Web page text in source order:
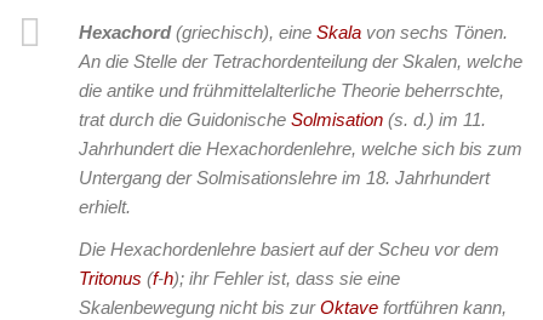
Hexachord(griechisch), eine Skala von sechs Tönen.
An die Stelle der Tetrachordenteilung der Skalen, welche
die antike und frühmittelalterliche Theorie beherrschte,
trat durch die Guidonische Solmisation (s. d.) im 11.
Jahrhundert die Hexachordenlehre, welche sich bis zum
Untergang der Solmisationslehre im 18. Jahrhundert
erhielt.
Die Hexachordenlehre basiert auf der Scheu vor dem
Tritonus (f-h); ihr Fehler ist, dass sie eine
Skalenbewegung nicht bis zurOktave fortführen kann,